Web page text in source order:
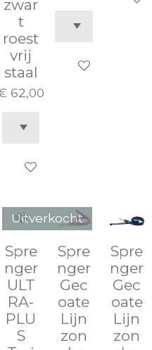
zwar
t
roest
vrij
staal
62,00
In winkelwagen
In
Spre
nger
ULT
RA-
PLU
S
Uitverkocht
Spre
nger
Gec
oate
Lijn
zon
Spre
nger
Gec
oate
Lijn
zon